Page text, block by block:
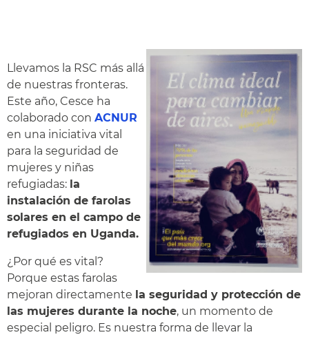
Llevamos la RSC más allá
de nuestras fronteras.
Este año, Cesce ha
colaborado con ACNUR
en una iniciativa vital
para la seguridad de
mujeres y niñas
refugiadas: la
instalación de farolas
solares en el campo de
refugiados en Uganda.
¿Por qué es vital?
Porque estas farolas
mejoran directamente la seguridad y protección de
las mujeres durante la noche, un momento de
especial peligro. Es nuestra forma de llevar la